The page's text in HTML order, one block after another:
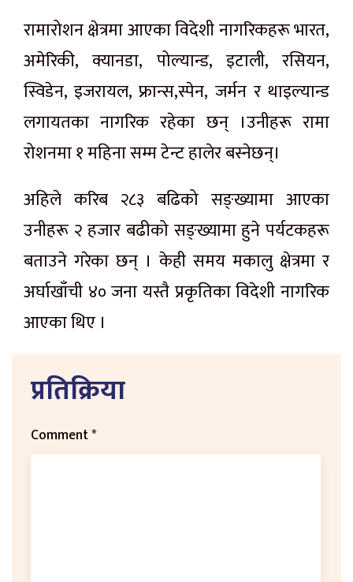
रामारोशन क्षेत्रमा आएका विदेशी नागरिकहरू भारत,
अमेरिकी, क्यानडा, पोल्यान्ड, इटाली, रसियन,
स्विडेन, इजरायल, फ्रान्स,स्पेन, जर्मन र थाइल्यान्ड
लगायतका नागरिक रहेका छन् ।उनीहरू रामा
रोशनमा १ महिना सम्म टेन्ट हालेर बस्नेछन्।
अहिले करिब २८३ बढिको सङ्ख्यामा आएका
उनीहरू २ हजार बढीको सङ्ख्यामा हुने पर्यटकहरू
बताउने गरेका छन् । केही समय मकालु क्षेत्रमा र
अर्घाखाँची ४० जना यस्तै प्रकृतिका विदेशी नागरिक
आएका थिए ।
प्रतिक्रिया
Comment*